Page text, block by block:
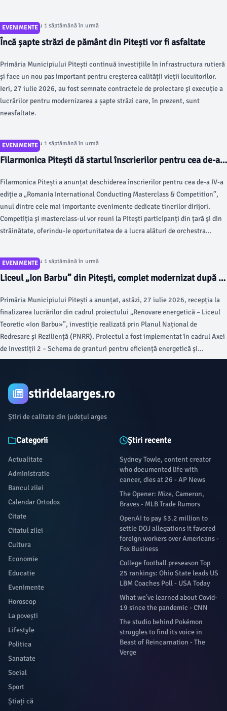
EVENIMENTE
Articol postat cu 1 săptămână în urmă
Încă șapte străzi de pământ din Pitești vor fi asfaltate
Primăria Municipiului Pitești continuă investițiile în infrastructura rutieră
și face un nou pas important pentru creșterea calității vieții locuitorilor.
Ieri, 27 iulie 2026, au fost semnate contractele de proiectare și execuție a
lucrărilor pentru modernizarea a șapte străzi care, în prezent, sunt
neasfaltate.
EVENIMENTE
Articol postat cu 1 săptămână în urmă
Filarmonica Pitești dă startul înscrierilor pentru cea de-a
Masterclass & Competition”
Filarmonica Pitești a anunțat deschiderea înscrierilor pentru cea de-a IV-a
ediție a „Romania International Conducting Masterclass & Competition”,
unul dintre cele mai importante evenimente dedicate tinerilor dirijori.
Competiția și masterclass-ul vor reuni la Pitești participanți din țară și din
străinătate, oferindu-le oportunitatea de a lucra alături de orchestra
EVENIMENTE
Articol postat cu 1 săptămână în urmă
Liceul „Ion Barbu” din Pitești, complet modernizat după o
Primăria Municipiului Pitești a anunțat, astăzi, 27 iulie 2026, recepția la
finalizarea lucrărilor din cadrul proiectului „Renovare energetică – Liceul
Teoretic «Ion Barbu»”, investiție realizată prin Planul Național de
Redresare și Reziliență (PNRR). Proiectul a fost implementat în cadrul Axei
de investiții 2 – Schema de granturi pentru eficiență energetică și
reziliență în clădiri publice și a avut ca obiectiv modernizarea și creșterea
desfășurată de 2.271 de metri pătrați.
stiridelaarges.ro
Știri de calitate din județul arges
Categorii
Actualitate
Administratie
Bancul zilei
Calendar Ortodox
Citate
Citatul zilei
Cultura
Economie
Educatie
Evenimente
Horoscop
La povești
Lifestyle
Politica
Sanatate
Social
Sport
Știați că
Știri recente
Sydney Towle, content creator
who documented life with
cancer, dies at 26 - AP News
The Opener: Mize, Cameron,
Braves - MLB Trade Rumors
OpenAI to pay $3.2 million to
settle DOJ allegations it favored
foreign workers over Americans -
Fox Business
College football preseason Top
25 rankings: Ohio State leads US
LBM Coaches Poll - USA Today
What we’ve learned about Covid-
19 since the pandemic - CNN
The studio behind Pokémon
struggles to find its voice in
Beast of Reincarnation - The
Verge